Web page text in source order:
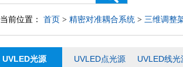
当前位置： 首页 > 精密对准耦合系统 > 三维调整
UVLED光源 UVLED点光源 UVLED线光